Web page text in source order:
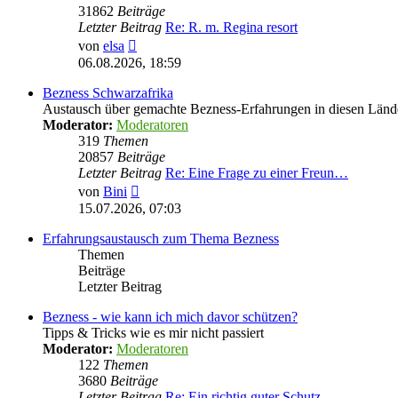
31862 Beiträge
Letzter Beitrag Re: R. m. Regina resort
von elsa
Beitrag
06.08.2026, 18:59
Bezness Schwarzafrika
Austausch über gemachte Bezness-Erfahrungen in diesen
Moderator: Moderatoren
319 Themen
20857 Beiträge
Letzter Beitrag Re: Eine Frage zu einer Freun…
von Bini
Beitrag
15.07.2026, 07:03
Erfahrungsaustausch zum Thema Bezness
Themen
Beiträge
Letzter Beitrag
Bezness - wie kann ich mich davor schützen?
Tipps & Tricks wie es mir nicht passiert
Moderator: Moderatoren
122 Themen
3680 Beiträge